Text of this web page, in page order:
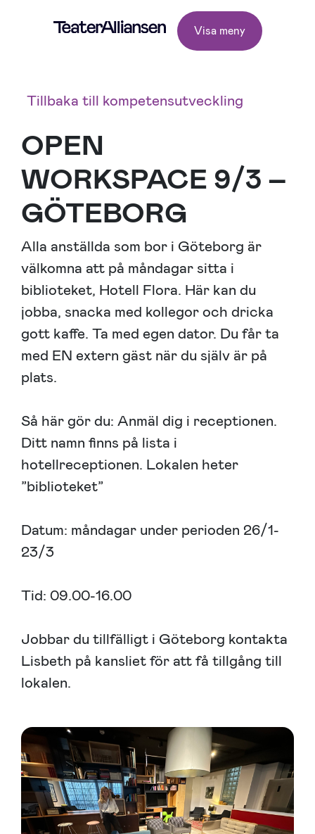
Visa meny
Tillbaka till kompetensutveckling
OPEN
WORKSPACE 9/3 –
GÖTEBORG
Alla anställda som bor i Göteborg är
välkomna att på måndagar sitta i
biblioteket, Hotell Flora. Här kan du
jobba, snacka med kollegor och dricka
gott kaffe. Ta med egen dator. Du får ta
med EN extern gäst när du själv är på
plats.
Så här gör du: Anmäl dig i receptionen.
Ditt namn finns på lista i
hotellreceptionen. Lokalen heter
”biblioteket”
Datum: måndagar under perioden 26/1-
23/3
Tid: 09.00-16.00
Jobbar du tillfälligt i Göteborg kontakta
Lisbeth på kansliet för att få tillgång till
lokalen.